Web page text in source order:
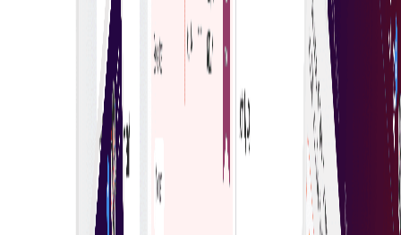
Kawalan penuh
Dengan melibatkan pelbagai pembekal, pembeli
boleh mengawal penyertaan & ketelusan antara
pilihan berbeza dan memastikan nilai terbaik.